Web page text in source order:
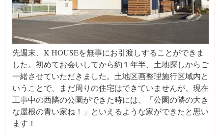
先週末、K HOUSEを無事にお引渡しすることができま
した。初めてお会いしてから約１年半、土地探しからご
一緒させていただきました。土地区画整理施行区域内と
いうことで、まだ周りの住宅はできていませんが、現在
工事中の西隣の公園ができた時には、「公園の隣の大き
な屋根の青い家ね！」といえるような家ができたと思い
ます！